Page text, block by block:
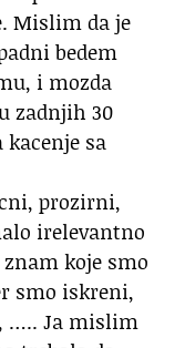
Mislim da je
bedem
i mozda
zadnjih 30
kacenje sa
prozirni,
irelevantno
znam koje smo
smo iskreni,
….. Ja mislim